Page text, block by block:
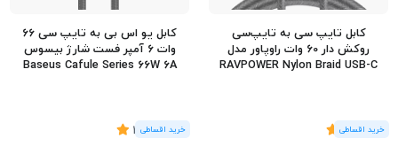
کابل تایپ سی به تایپ‌سی
روکش دار 60 وات راوپاور مدل
RAVPOWER Nylon Braid USB-C
(1رای)
5
کابل یو اس بی به تایپ سی 66
وات 6 آمپر فست شارژ بیسوس
Baseus Cafule Series 66W 6A
(6 رای)
4.5